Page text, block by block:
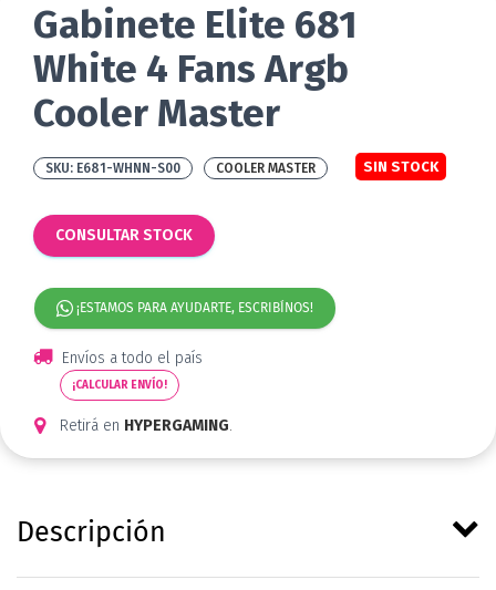
Gabinete Elite 681
White 4 Fans Argb
Cooler Master
E681-WHNN-S00 SIN STOCK
COOLER MASTER
CONSULTAR STOCK
¡ESTAMOS PARA AYUDARTE, ESCRIBÍNOS!
Envíos a todo el país
¡CALCULAR ENVÍO!
Retirá en HYPERGAMING.
Descripción